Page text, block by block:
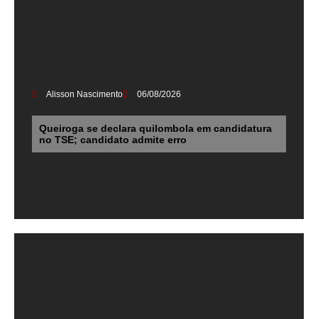
Alisson Nascimento 06/08/2026
Queiroga se declara quilombola em candidatura
no TSE; candidato admite erro